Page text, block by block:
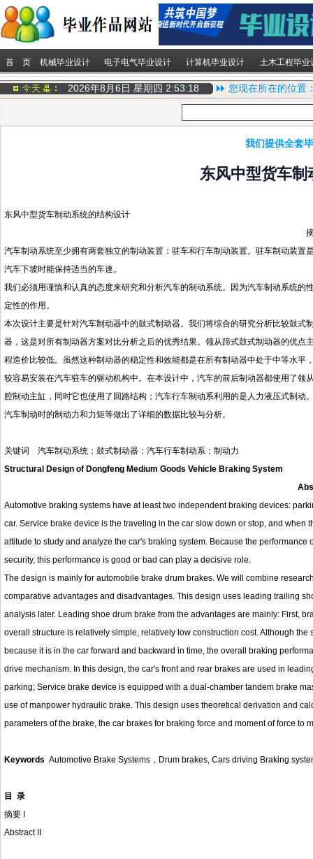
首 页 机械毕业设计 电子电气毕业设计 计算机毕业设计 土木工程毕业
2026年8月6日 星期四 2:53:19 您现在所在的位置
我们提供全套
东风中型货车
东风中型货车制动系统的结构设计
汽车制动系统至少拥有两套独立的制动装置：驻车和行车制动装置。驻车制动装
汽车下坡时能保持适当的车速。
我们必须用谨慎和认真的态度来研究和分析汽车的制动系统。因为汽车制动系统
定性的作用。
本次设计主要是针对汽车制动器中的鼓式制动器。我们将综合的研究分析比较鼓
器，这是对所有制动器方案对比分析之后的优秀结果。领从蹄式鼓式制动器的优
程造价比较低。虽然这种制动器的稳定性和效能都是在所有制动器中处于中等水
较容易安装在汽车驻车的驱动机构中。在本设计中，汽车的前后制动器都使用了
腔制动主缸，同时它也使用了回路结构；汽车行车制动系利用的是人力液压式制
汽车制动时的制动力和力矩等做出了详细的数据比较与分析。
关键词
汽车制动系统；鼓式制动器；汽车行车制动系；制动力
Structural Design of Dongfeng Medium Goods Vehicle Braking System
Automotive braking systems have at least two independent braking devices:
car. Service brake device is the traveling in the car slow down or stop, and
attitude to study and analyze the car's braking system. Because the
security, this performance is good or bad can play a decisive role.
The design is mainly for automobile brake drum brakes. We will combine
comparative advantages and disadvantages. This design uses leading trailing
analysis later. Leading shoe drum brake from the advantages are mainly: First,
overall structure is relatively simple, relatively low construction cost. Although
because it is in the car forward and backward in time, the overall braking
drive mechanism. In this design, the car's front and rear brakes are used in
parking; Service brake device is equipped with a dual-chamber tandem brake
use of manpower hydraulic brake. This design uses theoretical derivation and
parameters of the brake, the car brakes for braking force and moment of force to
Keywords Automotive Brake Systems， Drum brakes, Cars driving Braking
目
录
摘要I
Abstract II